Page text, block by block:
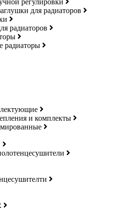
регулировки
для радиаторов
радиаторов
радиаторы
и комплекты